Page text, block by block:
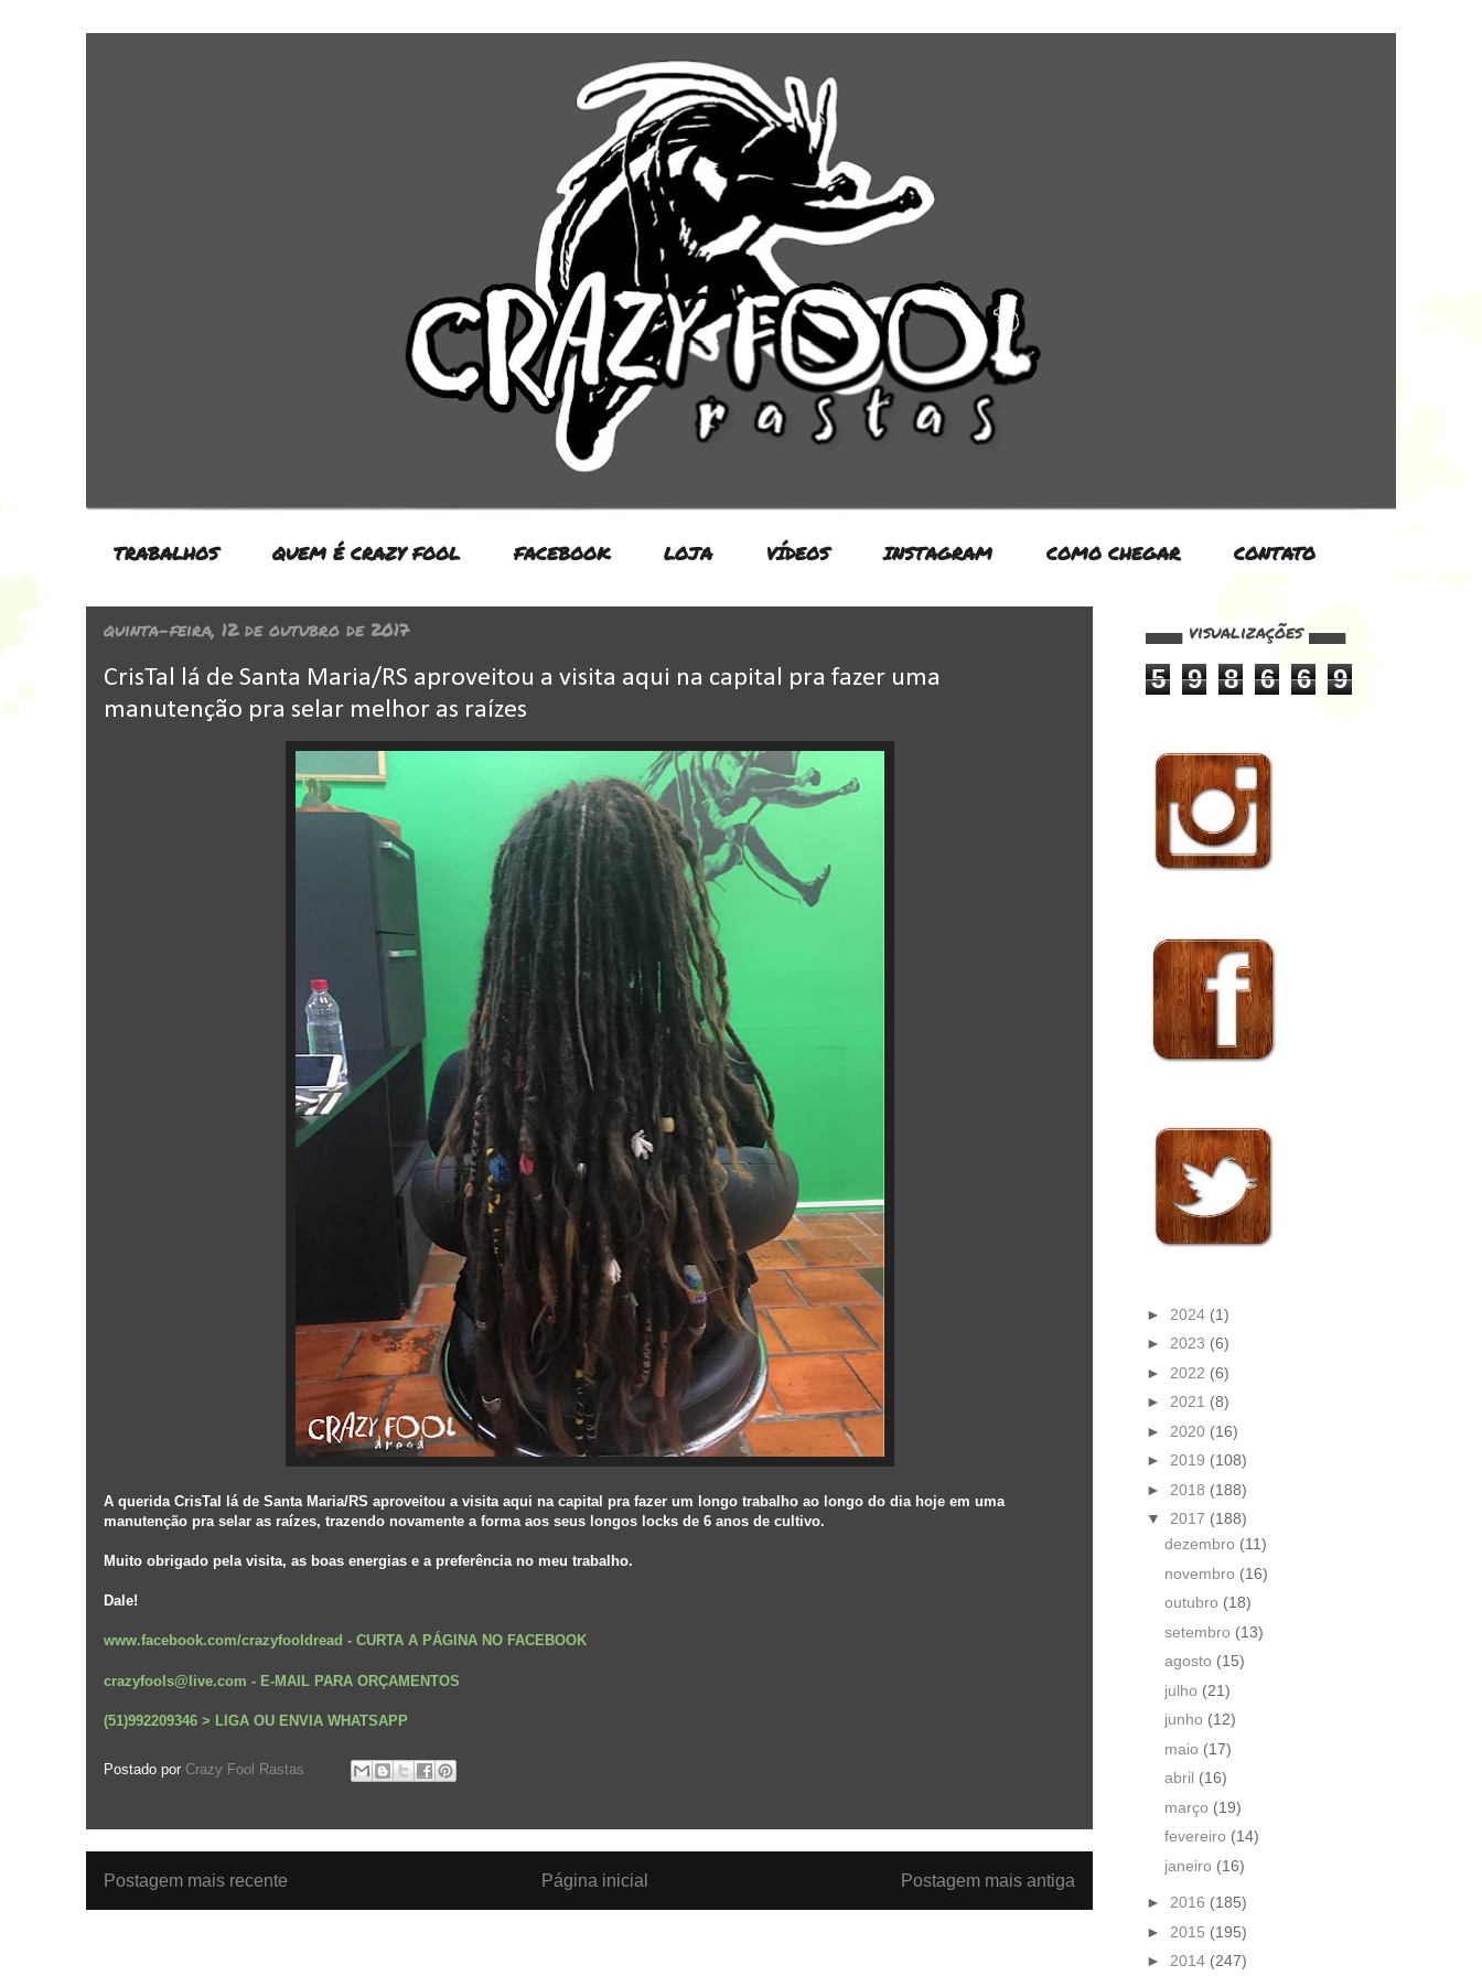
TRABALHOS QUEM É CRAZY FOOL FACEBOOK LOJA VÍDEOS INSTAGRAM COMO CHEGAR CONTATO
quinta-feira, 12 de outubro de 2017
CrisTal lá de Santa Maria/RS aproveitou a visita aqui na capital pra fazer uma
manutenção pra selar melhor as raízes
A querida CrisTal lá de Santa Maria/RS aproveitou a visita aqui na capital pra fazer um longo trabalho ao longo do dia hoje em uma
manutenção pra selar as raízes, trazendo novamente a forma aos seus longos locks de 6 anos de cultivo.
Muito obrigado pela visita, as boas energias e a preferência no meu trabalho.
Dale!
www.facebook.com/crazyfooldread - CURTA A PÁGINA NO FACEBOOK
crazyfools@live.com - E-MAIL PARA ORÇAMENTOS
(51)992209346 > LIGA OU ENVIA WHATSAPP
Postado por Crazy Fool Rastas
Postagem mais recente Postagem mais antiga
Página inicial
▄▄▄ visualizações ▄▄▄
5 9 8 6 6 9
► 2024 (1)
► 2023 (6)
► 2022 (6)
► 2021 (8)
► 2020 (16)
► 2019 (108)
► 2018 (188)
▼ 2017 (188)
dezembro (11)
novembro (16)
outubro (18)
setembro (13)
agosto (15)
julho (21)
junho (12)
maio (17)
abril (16)
março (19)
fevereiro (14)
janeiro (16)
► 2016 (185)
► 2015 (195)
► 2014 (247)